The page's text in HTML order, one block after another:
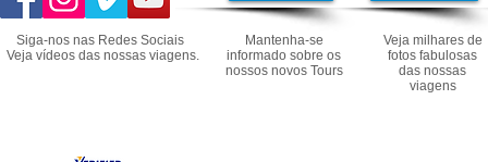
Siga-nos nas Redes Sociais
Veja vídeos das nossas viagens.
Mantenha-se
informado sobre os
nossos novos Tours
Veja milhares de
fotos fabulosas
das nossas
viagens